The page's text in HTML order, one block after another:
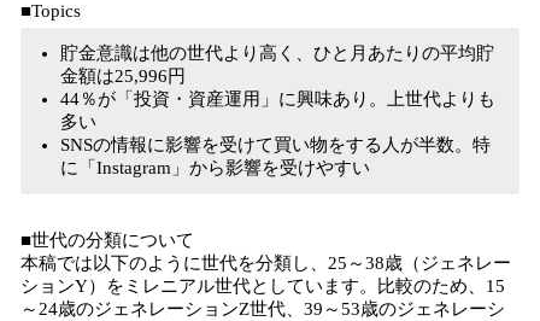
■Topics
貯金意識は他の世代より高く、ひと月あたりの平均貯
金額は25,996円
44％が「投資・資産運用」に興味あり。上世代よりも
多い
SNSの情報に影響を受けて買い物をする人が半数。特
に「Instagram」から影響を受けやすい
■世代の分類について
本稿では以下のように世代を分類し、25～38歳（ジェネレー
ションY）をミレニアル世代としています。比較のため、15
～24歳のジェネレーションZ世代、39～53歳のジェネレーシ